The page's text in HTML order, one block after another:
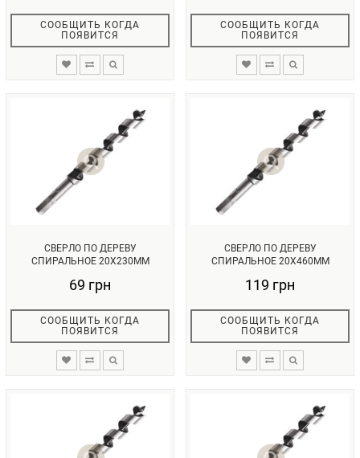
СООБЩИТЬ КОГДА
ПОЯВИТСЯ
СООБЩИТЬ КОГДА
ПОЯВИТСЯ
СВЕРЛО ПО ДЕРЕВУ
СПИРАЛЬНОЕ 20X230ММ
69 грн
СООБЩИТЬ КОГДА
ПОЯВИТСЯ
СВЕРЛО ПО ДЕРЕВУ
СПИРАЛЬНОЕ 20X460ММ
119 грн
СООБЩИТЬ КОГДА
ПОЯВИТСЯ